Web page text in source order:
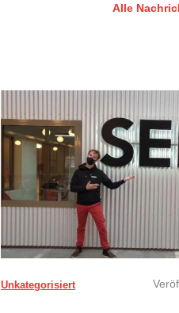
Alle
Unkategorisiert